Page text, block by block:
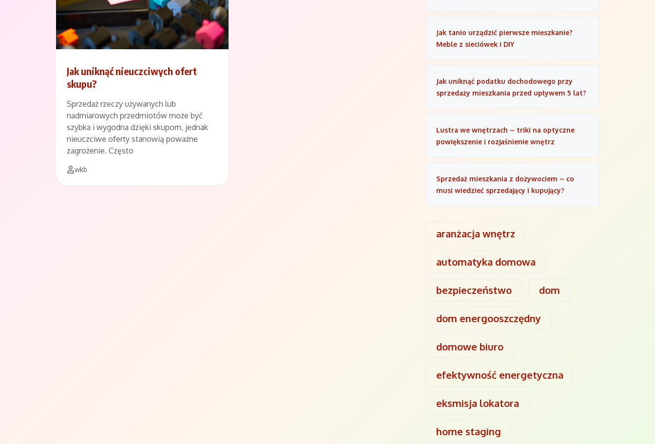
Jak uniknąć nieuczciwych ofert
skupu?
Sprzedaż rzeczy używanych lub
nadmiarowych przedmiotów może być
szybka i wygodna dzięki skupom, jednak
nieuczciwe oferty stanowią poważne
zagrożenie. Często
wkb
Jak tanio urządzić pierwsze mieszkanie?
Meble z sieciówek i DIY
Jak uniknąć podatku dochodowego przy
sprzedaży mieszkania przed upływem 5 lat?
Lustra we wnętrzach – triki na optyczne
powiększenie i rozjaśnienie wnętrz
Sprzedaż mieszkania z dożywociem – co
musi wiedzieć sprzedający i kupujący?
aranżacja wnętrz
automatyka domowa
bezpieczeństwo dom
dom energooszczędny
domowe biuro
efektywność energetyczna
eksmisja lokatora
home staging